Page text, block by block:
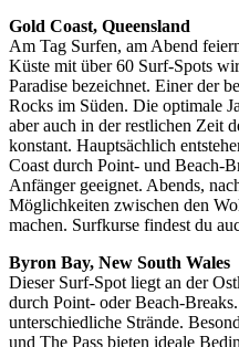
Gold Coast, Queensland
Am Tag Surfen, am Abend
Küste mit über 60 Surf-Spots
Paradise bezeichnet. Einer der
Rocks im Süden. Die optimale
aber auch in der restlichen Zeit
konstant. Hauptsächlich
Coast durch Point- und Beach-
Anfänger geeignet. Abends,
Möglichkeiten zwischen den
machen. Surfkurse findest du
Byron Bay, New South Wales
Dieser Surf-Spot liegt an der
durch Point- oder Beach-
unterschiedliche Strände.
und The Pass bieten ideale